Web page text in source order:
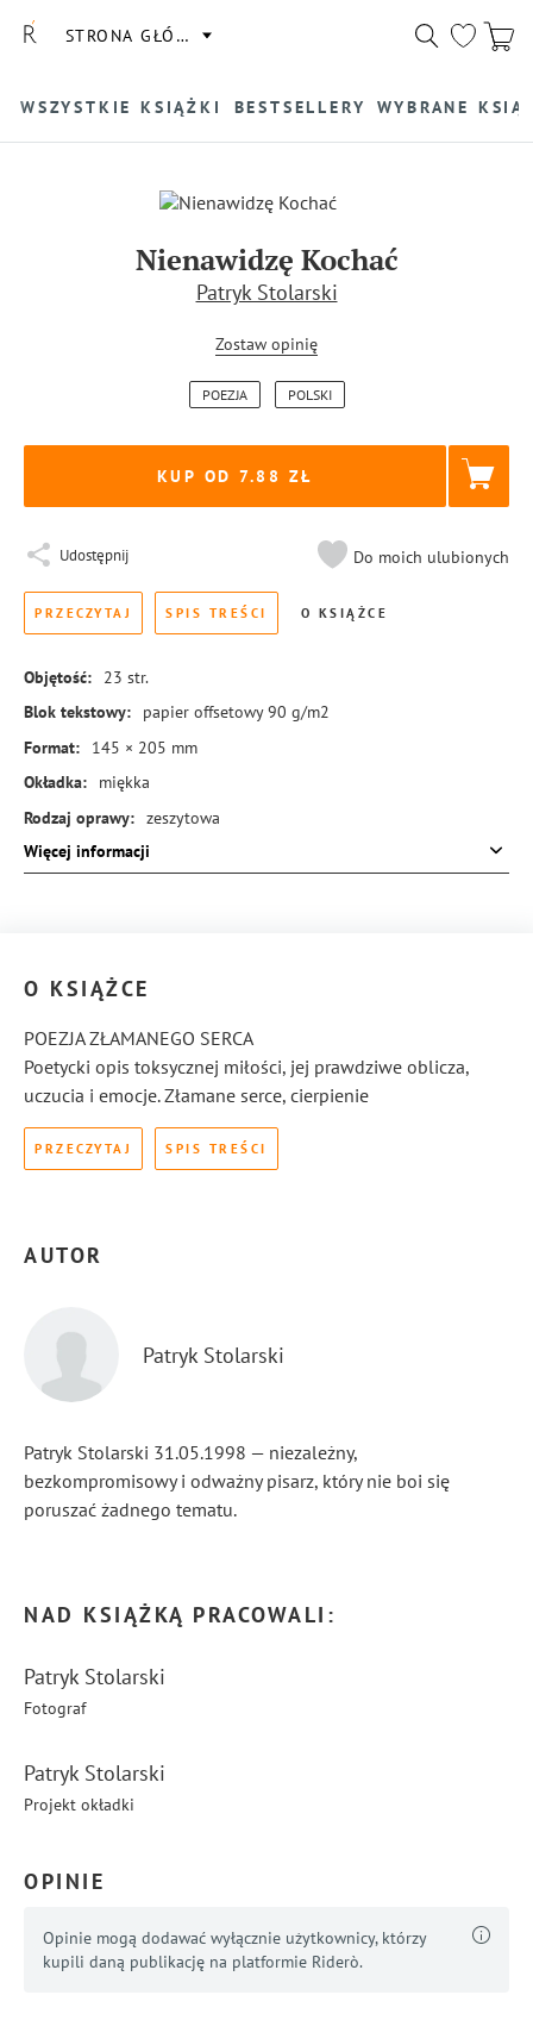
STRONA GŁÓWNA
WSZYSTKIE KSIĄŻKI BESTSELLERY WYBRANE
Nienawidzę Kochać
Patryk Stolarski
Zostaw opinię
POEZJA POLSKI
KUP OD 7.88
Udostępnij Do moich ulubionych
PRZECZYTAJ SPIS TREŚCI O KSIĄŻCE
Objętość: 23 str.
Blok tekstowy:
papier offsetowy 90 g/m2
Format:
145 × 205 mm
Okładka:
miękka
Rodzaj oprawy: zeszytowa
ISBN:
978-83-8414-276-9
Więcej informacji
O KSIĄŻCE
POEZJA ZŁAMANEGO SERCA
Poetycki opis toksycznej miłości, jej prawdziwe oblicza,
uczucia i emocje. Złamane serce, cierpienie
PRZECZYTAJ SPIS TREŚCI
AUTOR
Patryk Stolarski
Patryk Stolarski 31.05.1998 — niezależny,
bezkompromisowy i odważny pisarz, który nie boi się
poruszać żadnego tematu.
NAD KSIĄŻKĄ PRACOWALI:
Patryk Stolarski
Fotograf
Patryk Stolarski
Projekt okładki
OPINIE
Opinie mogą dodawać wyłącznie użytkownicy, którzy
kupili daną publikację na platformie Riderò.